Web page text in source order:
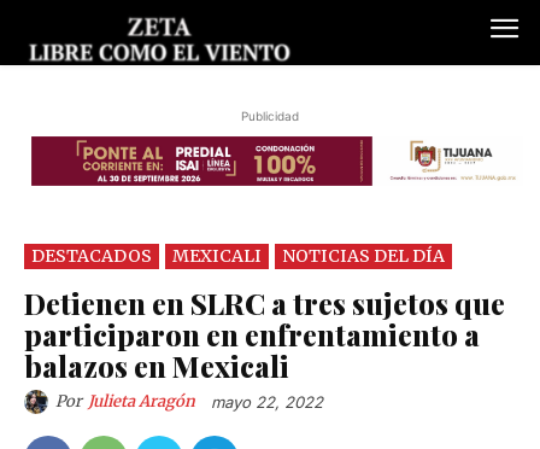
Publicidad
DESTACADOS MEXICALI NOTICIAS DEL DÍA
Detienen en SLRC a tres sujetos que
participaron en enfrentamiento a
balazos en Mexicali
Por Julieta Aragón mayo 22, 2022